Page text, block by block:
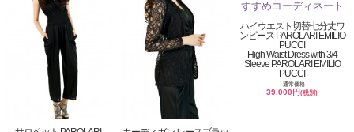
ハイウエスト切替七分丈ワ
ンピース PAROLARI EMILIO
PUCCI
High Waist Dress with 3/4
Sleeve PAROLARI EMILIO
PUCCI
通常価格
39,000円(税別)